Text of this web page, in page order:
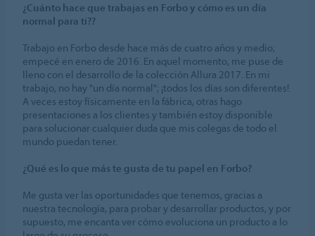
¿Cuánto hace que trabajas en Forbo y cómo es un día
normal para ti??
Trabajo en Forbo desde hace más de cuatro años y medio;
empecé en enero de 2016. En aquel momento, me puse de
lleno con el desarrollo de la colección Allura 2017. En mi
trabajo, no hay "un día normal"; ¡todos los días son diferentes!.
A veces estoy físicamente en la fábrica, otras hago
presentaciones a los clientes y también estoy disponible
para solucionar cualquier duda que mis colegas de todo el
mundo puedan tener.
¿Qué es lo que más te gusta de tu papel en Forbo?
Me gusta ver las oportunidades que tenemos, gracias a
nuestra tecnología, para probar y desarrollar productos, y por
supuesto, me encanta ver cómo evoluciona un producto a lo